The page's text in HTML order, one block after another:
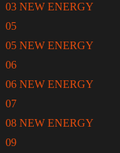
03 NEW ENERGY
05
05 NEW ENERGY
06
06 NEW ENERGY
07
08 NEW ENERGY
09